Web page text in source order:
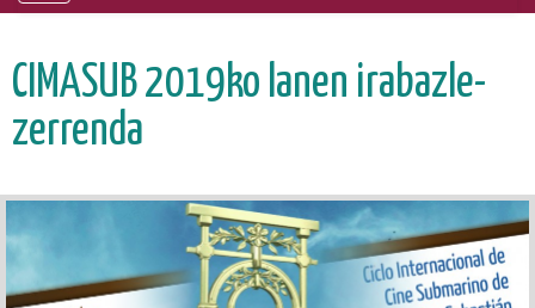
nabigazioa
CIMASUB 2019ko lanen irabazle-
zerrenda